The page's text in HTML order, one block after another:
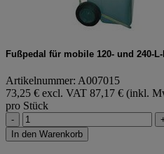
Fußpedal für mobile 120- und 240-
Artikelnummer: A007015
73,25 € excl. VAT 87,17 € (inkl.
pro Stück
-
In den Warenkorb